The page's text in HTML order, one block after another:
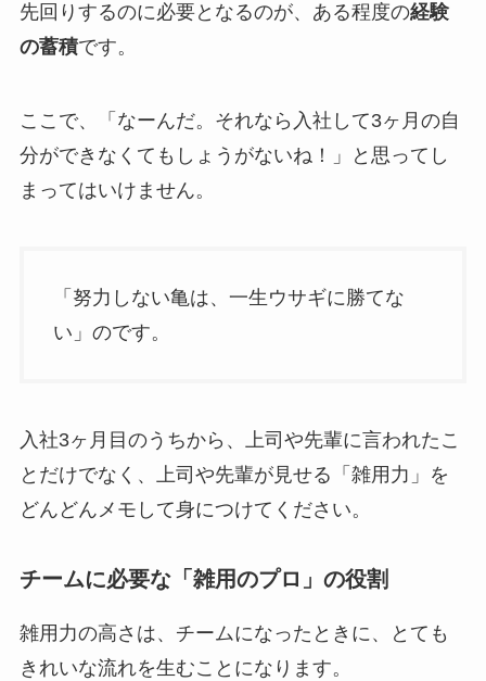
先回りするのに必要となるのが、ある程度の経験
の蓄積です。
ここで、「なーんだ。それなら入社して3ヶ月の自
分ができなくてもしょうがないね！」と思ってし
まってはいけません。
「努力しない亀は、一生ウサギに勝てな
い」のです。
入社3ヶ月目のうちから、上司や先輩に言われたこ
とだけでなく、上司や先輩が見せる「雑用力」を
どんどんメモして身につけてください。
チームに必要な「雑用のプロ」の役割
雑用力の高さは、チームになったときに、とても
きれいな流れを生むことになります。